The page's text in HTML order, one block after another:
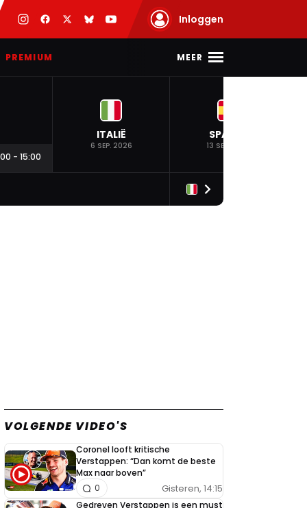
Inloggen
PREMIUM MEER
- 15:00
ITALIË
6 SEP. 2026
SPANJE
13 SEP. 2026
VOLGENDE VIDEO'S
Coronel looft kritische
Verstappen: “Dan komt de beste
Max naar boven”
Gisteren, 14:15
0
Gedreven Verstappen is een must